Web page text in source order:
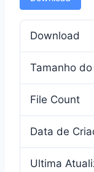
Download
Tamanho
File Count
Data de
Ultima